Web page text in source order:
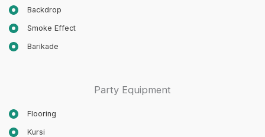
Backdrop
Smoke Effect
Barikade
Party Equipment
Flooring
Kursi